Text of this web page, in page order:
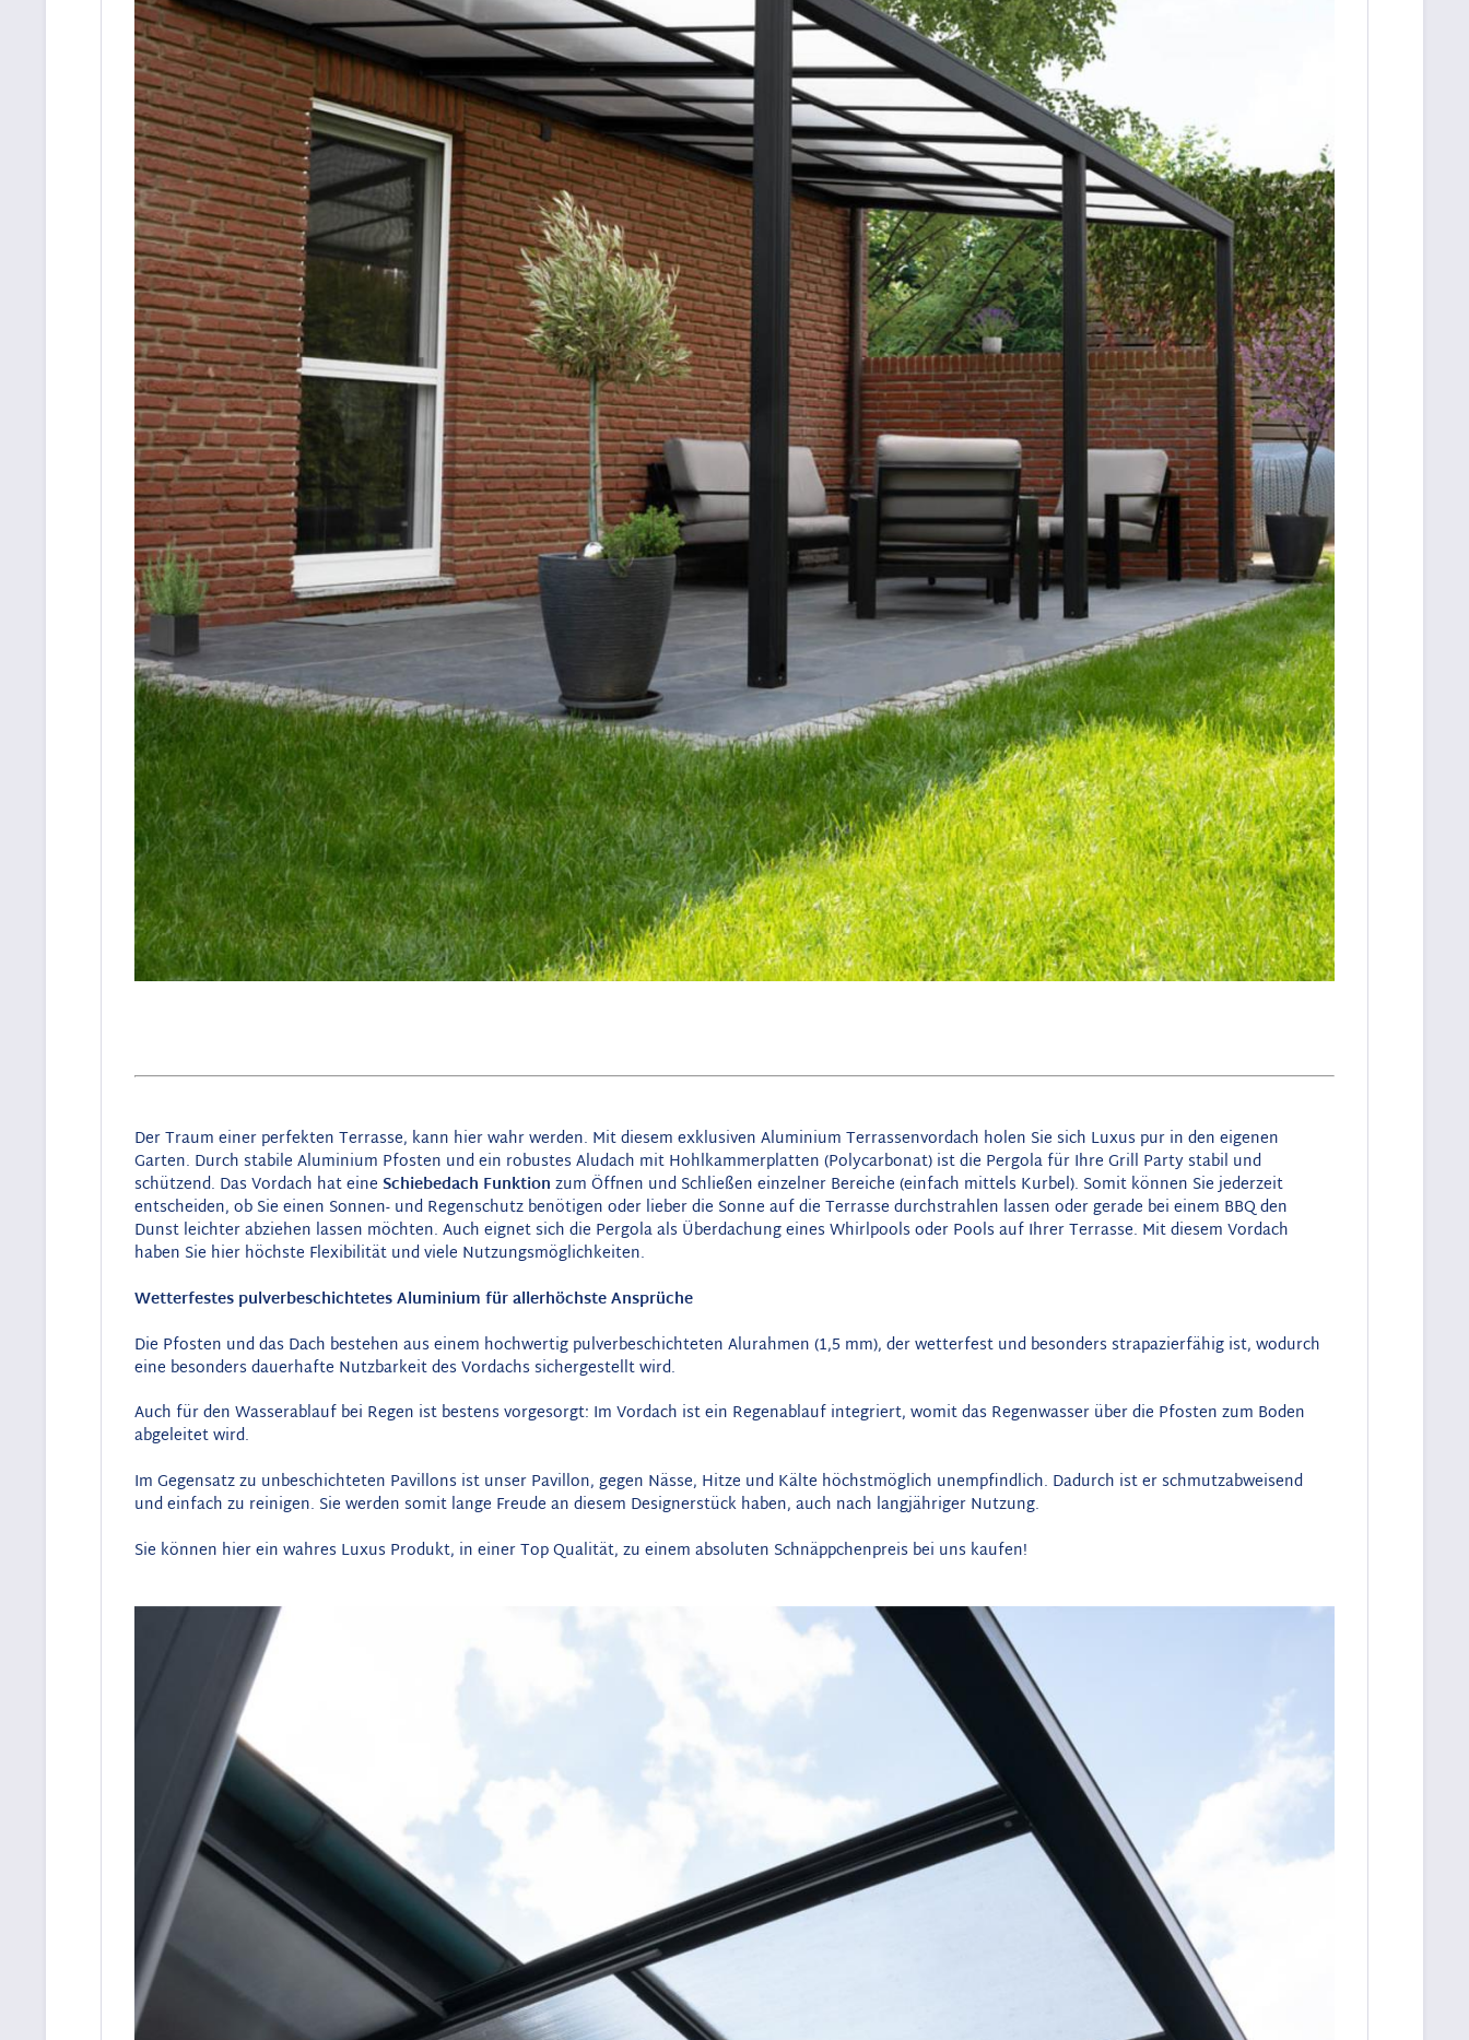
Der Traum einer perfekten Terrasse, kann hier wahr werden. Mit diesem exklusiven Aluminium Terrassenvordach holen Sie sich Luxus pur in den eigenen
Garten. Durch stabile Aluminium Pfosten und ein robustes Aludach mit Hohlkammerplatten (Polycarbonat) ist die Pergola für Ihre Grill Party stabil und
schützend. Das Vordach hat eine Schiebedach Funktion zum Öffnen und Schließen einzelner Bereiche (einfach mittels Kurbel). Somit können Sie jederzeit
entscheiden, ob Sie einen Sonnen- und Regenschutz benötigen oder lieber die Sonne auf die Terrasse durchstrahlen lassen oder gerade bei einem BBQ den
Dunst leichter abziehen lassen möchten. Auch eignet sich die Pergola als Überdachung eines Whirlpools oder Pools auf Ihrer Terrasse. Mit diesem Vordach
haben Sie hier höchste Flexibilität und viele Nutzungsmöglichkeiten.
Wetterfestes pulverbeschichtetes Aluminium für allerhöchste Ansprüche
Die Pfosten und das Dach bestehen aus einem hochwertig pulverbeschichteten Alurahmen (1,5 mm), der wetterfest und besonders strapazierfähig ist, wodurch
eine besonders dauerhafte Nutzbarkeit des Vordachs sichergestellt wird.
Auch für den Wasserablauf bei Regen ist bestens vorgesorgt: Im Vordach ist ein Regenablauf integriert, womit das Regenwasser über die Pfosten zum Boden
abgeleitet wird.
Im Gegensatz zu unbeschichteten Pavillons ist unser Pavillon, gegen Nässe, Hitze und Kälte höchstmöglich unempfindlich. Dadurch ist er schmutzabweisend
und einfach zu reinigen. Sie werden somit lange Freude an diesem Designerstück haben, auch nach langjähriger Nutzung.
Sie können hier ein wahres Luxus Produkt, in einer Top Qualität, zu einem absoluten Schnäppchenpreis bei uns kaufen!